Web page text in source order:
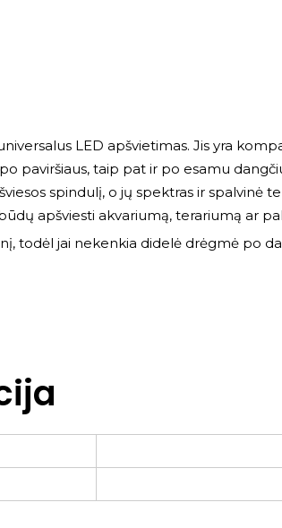
LED apšvietimas. Jis yra
paviršiaus, taip pat ir po esamu
spindulį, o jų spektras ir spalvinė
apšviesti akvariumą, terariumą ar
todėl jai nekenkia didelė drėgmė po